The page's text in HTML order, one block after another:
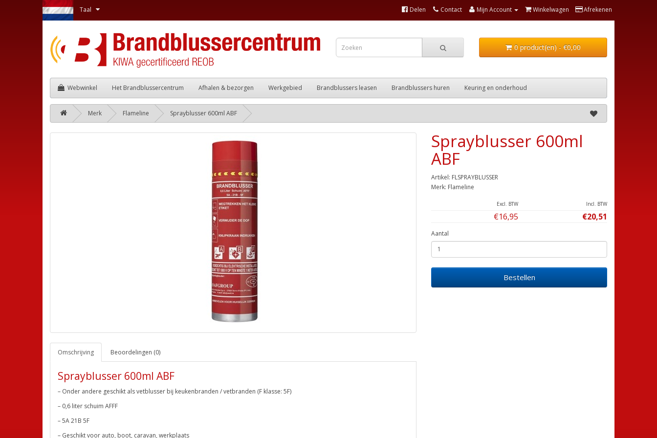
Taal Delen Contact Mijn Account Winkelwagen Afrekenen
0 product(en) - €0,00
Webwinkel Het Brandblussercentrum Afhalen & bezorgen Werkgebied Brandblussers leasen Brandblussers huren Keuring en onderhoud
Merk Flameline Sprayblusser 600ml ABF
Omschrijving Beoordelingen (0)
Sprayblusser 600ml ABF
– Onder andere geschikt als vetblusser bij keukenbranden / vetbranden (F klasse: 5F)
– 0,6 liter schuim AFFF
– 5A 21B 5F
– Geschikt voor auto, boot, caravan, werkplaats
Sprayblusser 600ml
ABF
Artikel: FLSPRAYBLUSSER
Merk: Flameline
Excl. BTW Incl. BTW
€16,95 €20,51
Aantal
Bestellen